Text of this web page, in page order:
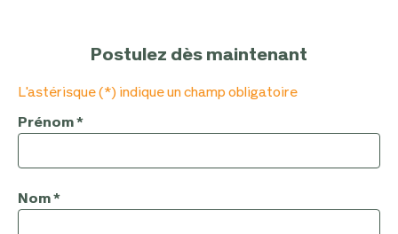
Postulez dès maintenant
L'astérisque (*) indique un champ obligatoire
Prénom*
Nom*